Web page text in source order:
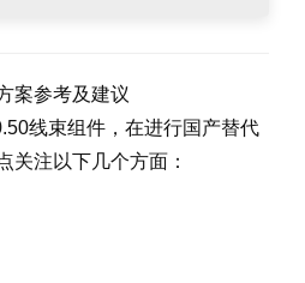
案参考及建议
线束组件，在进行国产替代
关注以下几个方面：